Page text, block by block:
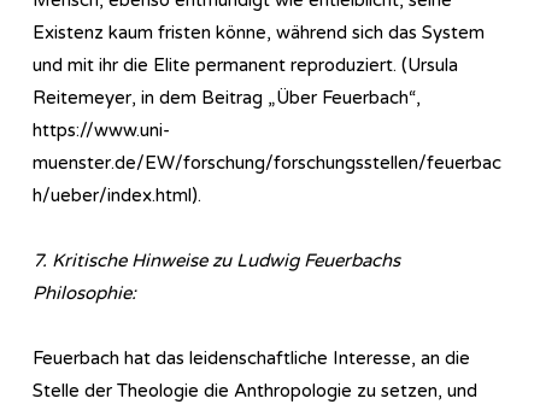
Existenz kaum fristen könne, während sich das System
und mit ihr die Elite permanent reproduziert. (Ursula
Reitemeyer, in dem Beitrag „Über Feuerbach“,
https://www.uni-
muenster.de/EW/forschung/forschungsstellen/feuerbac
h/ueber/index.html).
7. Kritische Hinweise zu Ludwig Feuerbachs
Philosophie:
Feuerbach hat das leidenschaftliche Interesse, an die
Stelle der Theologie die Anthropologie zu setzen, und